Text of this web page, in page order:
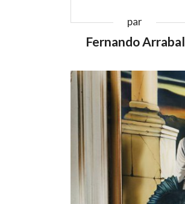
par
Fernando Arrabal